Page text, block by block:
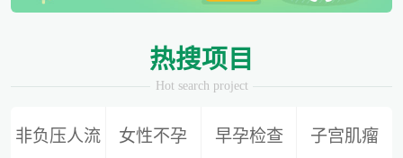
热搜项目
Hot search project
非负压人流 女性不孕 早孕检查 子宫肌瘤